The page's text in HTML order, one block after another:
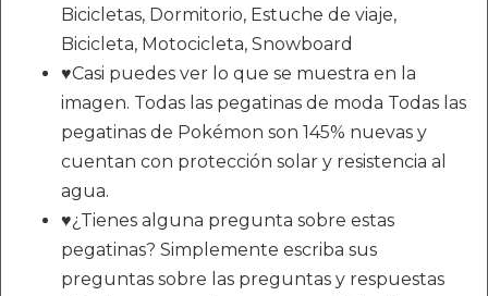
Bicicletas, Dormitorio, Estuche de viaje,
Bicicleta, Motocicleta, Snowboard
♥Casi puedes ver lo que se muestra en la
imagen. Todas las pegatinas de moda Todas las
pegatinas de Pokémon son 145% nuevas y
cuentan con protección solar y resistencia al
agua.
♥¿Tienes alguna pregunta sobre estas
pegatinas? Simplemente escriba sus
preguntas sobre las preguntas y respuestas